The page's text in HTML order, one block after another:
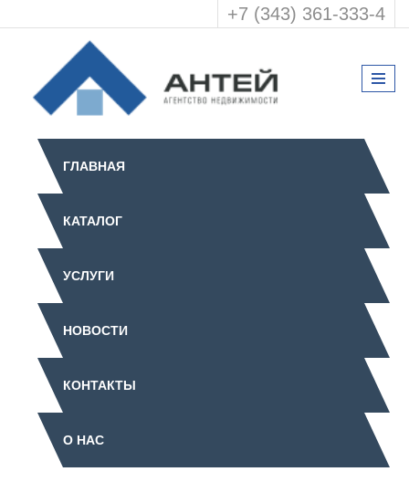
+7 (343) 361-333-4
ГЛАВНАЯ
КАТАЛОГ
УСЛУГИ
НОВОСТИ
КОНТАКТЫ
О НАС